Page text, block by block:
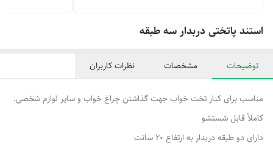
استند پاتختی دربدار سه طبقه
توضیحات مشخصات نظرات کاربران
مناسب برای کنار تخت خواب جهت گذاشتن چراغ خواب و سایر لوازم شخصی.
کاملاً قابل شستشو
دارای دو طبقه دربدار به ارتفاع ۲۰ سانت